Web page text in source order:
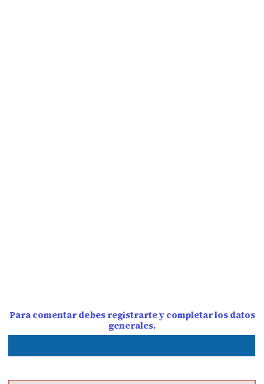
Para comentar debes registrarte y completar los datos
generales.